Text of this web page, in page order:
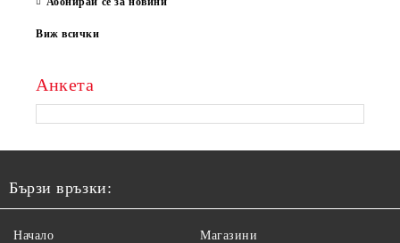
Виж всички
Анкета
Бързи връзки:
Начало Магазини